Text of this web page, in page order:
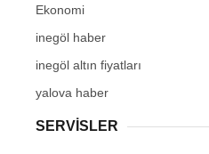
Ekonomi
inegöl haber
inegöl altın fiyatları
yalova haber
SERVİSLER